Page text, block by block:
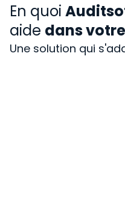
En quoi
aide dans
Une solution qui